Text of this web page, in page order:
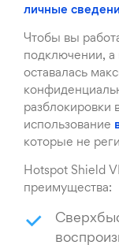
личные
Чтобы вы
подключении, а
оставалась
разблокировки
использование
которые не
Hotspot Shield
преимущества: